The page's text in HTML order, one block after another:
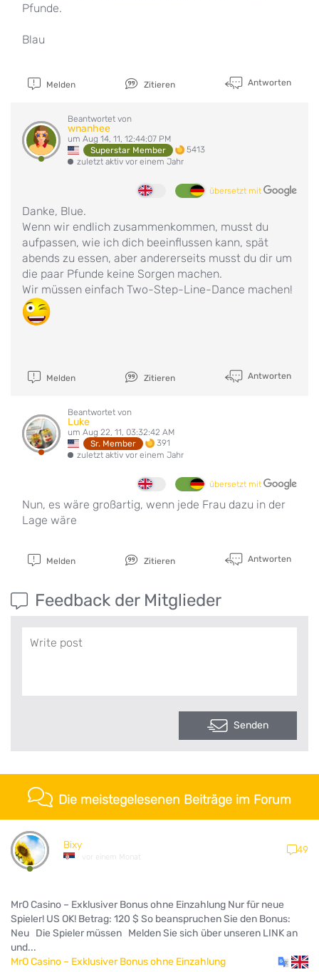
Pfunde.
Blau
Melden Zitieren Antworten
Beantwortet von
wnanhee
um Aug 14, 11, 12:44:07 PM
Superstar Member
5413
zuletzt aktiv vor einem Jahr
übersetzt mit
Danke, Blue.
Wenn wir endlich zusammenkommen, musst du
aufpassen, wie ich dich beeinflussen kann, spät
abends zu essen, aber andererseits musst du dir um
die paar Pfunde keine Sorgen machen.
Wir müssen einfach Two-Step-Line-Dance machen!
Melden Zitieren Antworten
Beantwortet von
Luke
um Aug 22, 11, 03:32:42 AM
Sr. Member
391
zuletzt aktiv vor einem Jahr
übersetzt mit
Nun, es wäre großartig, wenn jede Frau dazu in der
Lage wäre
Melden Zitieren Antworten
Feedback der Mitglieder
Senden
Die meistegelesenen Beiträge im Forum
Bixy
vor einem Monat
49
MrO Casino – Exklusiver Bonus ohne Einzahlung Nur für neue
Spieler! US OK! Betrag: 120 $ So beanspruchen Sie den Bonus:
Neu Die Spieler müssen Melden Sie sich über unseren LINK an
und...
MrO Casino – Exklusiver Bonus ohne Einzahlung